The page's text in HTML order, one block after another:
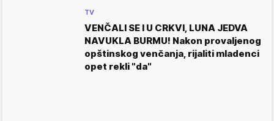
TV
VENČALI SE I U CRKVI, LUNA JEDVA
NAVUKLA BURMU! Nakon provaljenog
opštinskog venčanja, rijaliti mladenci
opet rekli "da"